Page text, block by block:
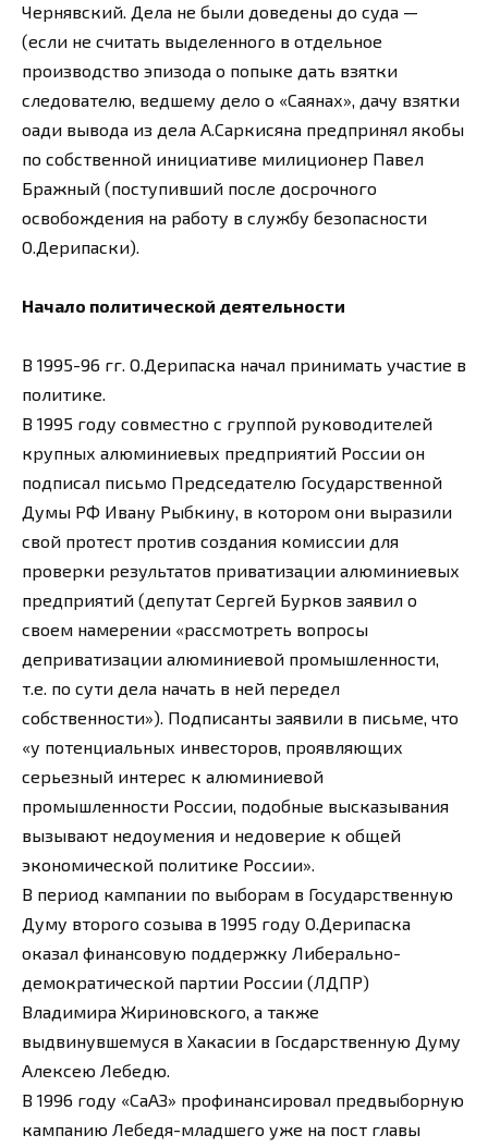
Чернявский. Дела не были доведены до суда —
(если не считать выделенного в отдельное
производство эпизода о попыке дать взятки
следователю, ведшему дело о «Саянах», дачу взятки
оади вывода из дела А.Саркисяна предпринял якобы
по собственной инициативе милиционер Павел
Бражный (поступивший после досрочного
освобождения на работу в службу безопасности
О.Дерипаски).
Начало политической деятельности
В 1995-96 гг. О.Дерипаска начал принимать участие в
политике.
В 1995 году совместно с группой руководителей
крупных алюминиевых предприятий России он
подписал письмо Председателю Государственной
Думы РФ Ивану Рыбкину, в котором они выразили
свой протест против создания комиссии для
проверки результатов приватизации алюминиевых
предприятий (депутат Сергей Бурков заявил о
своем намерении «рассмотреть вопросы
деприватизации алюминиевой промышленности,
т.е. по сути дела начать в ней передел
собственности»). Подписанты заявили в письме, что
«у потенциальных инвесторов, проявляющих
серьезный интерес к алюминиевой
промышленности России, подобные высказывания
вызывают недоумения и недоверие к общей
экономической политике России».
В период кампании по выборам в Государственную
Думу второго созыва в 1995 году О.Дерипаска
оказал финансовую поддержку Либерально-
демократической партии России (ЛДПР)
Владимира Жириновского, а также
выдвинувшемуся в Хакасии в Госдарственную Думу
Алексею Лебедю.
В 1996 году «СаАЗ» профинансировал предвыборную
кампанию Лебедя-младшего уже на пост главы